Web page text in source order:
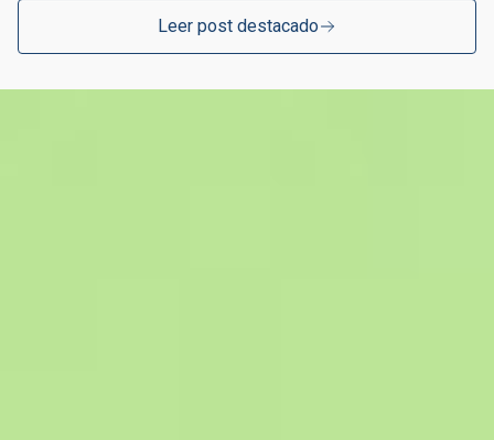
Leer post destacado